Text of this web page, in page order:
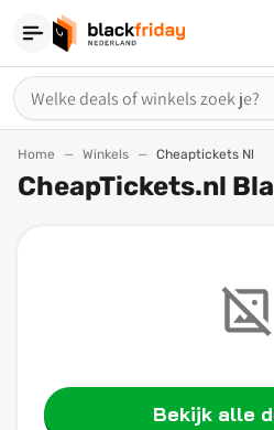
Home Winkels Cheaptickets Nl
CheapTickets.nl
Bekijk alle